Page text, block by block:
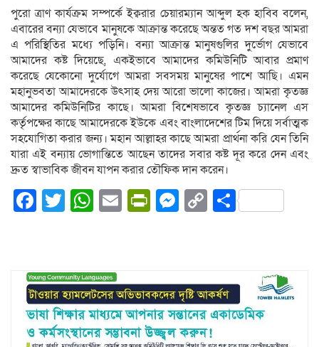
পুরো ত্রাণ কার্যক্রম সম্পর্কে ইক্বরার চেয়ারম্যান আব্দুল হক হাবিব বলেন,
এবারের বন্যা যেভাবে মানুষকে আক্রান্ত করেছে অন্তত গত দশ বছর আমরা
এ পরিস্থিতির মধ্যে পড়িনি। বন্যা আক্রান্ত মানুষগুলির দুর্ভোগ যেভাবে
আমাদের কষ্ট দিয়েছে, একইভাবে আমাদের কমিউনিটি আবার প্রমাণ
করেছে যেকোনো দুর্যোগে আমরা সবসময় মানুষের পাশে আছি। এমন
মহানুভবতা আমাদেরকে উৎসাহ দেয় আরো ভালো কাজের। আমরা কৃতজ্ঞ
আমাদের কমিউনিটির কাছে। আমরা বিশেষভাবে কৃতজ্ঞ চ্যানেল এস
কর্তৃপক্ষের কাছে আমাদেরকে ইউকে এবং বাংলাদেশের টিম দিয়ে সর্বাত্মক
সহযোগিতা করার জন্য। মহান আল্লাহর কাছে আমরা প্রার্থনা করি যেন তিনি
যারা এই বন্যায় ভোগান্তিতে আছেন তাদের সবার কষ্ট দূর করে দেন এবং
দ্রুত স্বাভাবিক জীবন যাপন করার তৌফিক দান করেন।
Facebook
Twitter
WhatsApp
EmailPrintFriendly
Messenger
CopyShare